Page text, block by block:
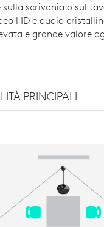
scrivania o sul
HD e audio
e grande valore
PRINCIPALI